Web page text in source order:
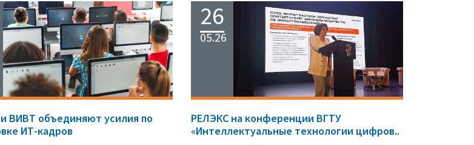
ВИВТ объединяют усилия по
ИТ-кадров
26
05.26
РЕЛЭКС на конференции ВГТУ
«Интеллектуальные технологии цифров..